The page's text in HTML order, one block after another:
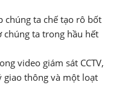
chúng ta chế tạo rô bốt
chúng ta trong hầu hết
video giám sát CCTV,
giao thông và một loạt